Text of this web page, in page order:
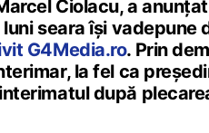
Ciolacu, a
seara își vadepune
G4Media.ro. Prin
la fel ca
după